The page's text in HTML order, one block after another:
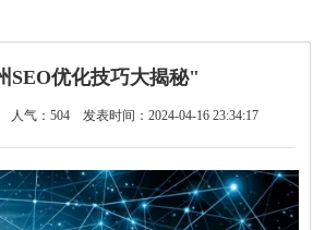
SEO优化技巧大揭秘"
人气： 504 发表时间：2024-04-16 23:34:17